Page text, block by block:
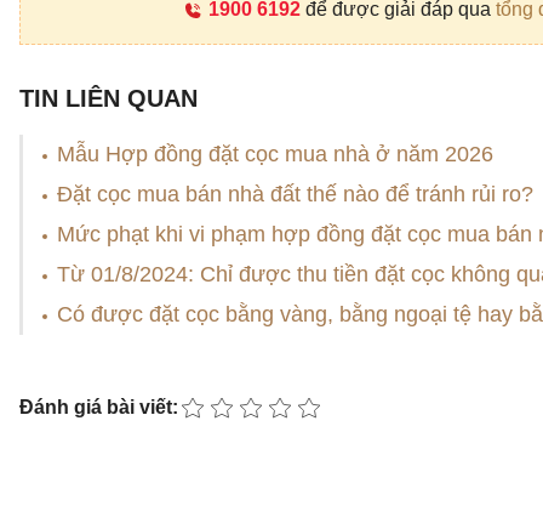
1900 6192để được giải đáp qua tổng
TIN LIÊN QUAN
Mẫu Hợp đồng đặt cọc mua nhà ở năm 2026
Đặt cọc mua bán nhà đất thế nào để tránh rủi ro?
Mức phạt khi vi phạm hợp đồng đặt cọc mua bán
Từ 01/8/2024: Chỉ được thu tiền đặt cọc không
Có được đặt cọc bằng vàng, bằng ngoại tệ hay
Đánh giá bài viết: